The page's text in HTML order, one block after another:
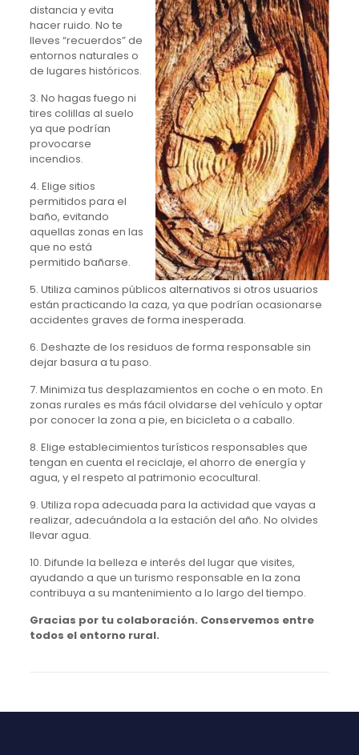
distancia y evita
hacer ruido. No te
lleves “recuerdos” de
entornos naturales o
de lugares históricos.
3. No hagas fuego ni
tires colillas al suelo
ya que podrían
provocarse
incendios.
4. Elige sitios
permitidos para el
baño, evitando
aquellas zonas en las
que no está
permitido bañarse.
5. Utiliza caminos públicos alternativos si otros usuarios
están practicando la caza, ya que podrían ocasionarse
accidentes graves de forma inesperada.
6. Deshazte de los residuos de forma responsable sin
dejar basura a tu paso.
7. Minimiza tus desplazamientos en coche o en moto. En
zonas rurales es más fácil olvidarse del vehículo y optar
por conocer la zona a pie, en bicicleta o a caballo.
8. Elige establecimientos turísticos responsables que
tengan en cuenta el reciclaje, el ahorro de energía y
agua, y el respeto al patrimonio ecocultural.
9. Utiliza ropa adecuada para la actividad que vayas a
realizar, adecuándola a la estación del año. No olvides
llevar agua.
10. Difunde la belleza e interés del lugar que visites,
ayudando a que un turismo responsable en la zona
contribuya a su mantenimiento a lo largo del tiempo.
Gracias por tu colaboración. Conservemos entre
todos el entorno rural.